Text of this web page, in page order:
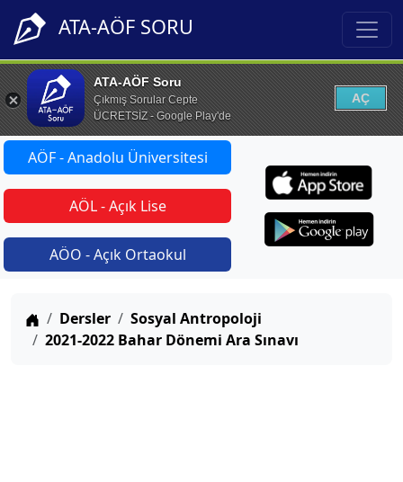
ATA-AÖF SORU
ATA-AÖF Soru
Çıkmış Sorular Cepte
ÜCRETSİZ - Google Play'de
AÇ
AÖF - Anadolu Üniversitesi
AÖL - Açık Lise
AÖO - Açık Ortaokul
Anasayfa
Dersler
Sosyal Antropoloji
2021-2022 Bahar Dönemi Ara Sınavı